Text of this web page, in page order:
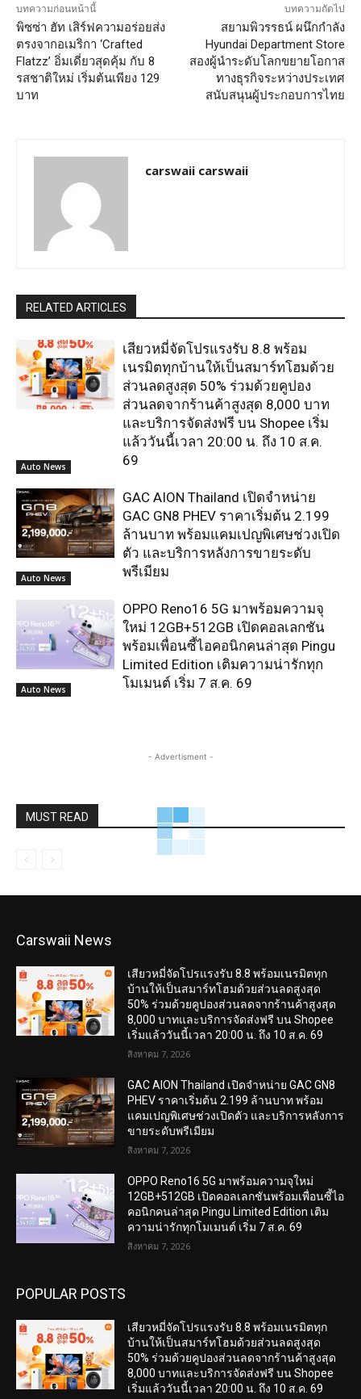
บทความก่อนหน้านี้
พิซซ่า ฮัท เสิร์ฟความอร่อยส่ง
ตรงจากอเมริกา ‘Crafted
Flatzz’ อิ่มเดี่ยวสุดคุ้ม กับ 8
รสชาติใหม่ เริ่มต้นเพียง 129
บาท
บทความถัดไป
สยามพิวรรธน์ ผนึกกำลัง
Hyundai Department Store
สองผู้นำระดับโลกขยายโอกาส
ทางธุรกิจระหว่างประเทศ
สนับสนุนผู้ประกอบการไทย
carswaii carswaii
RELATED ARTICLES
Auto News
เสียวหมี่จัดโปรแรงรับ 8.8 พร้อม
เนรมิตทุกบ้านให้เป็นสมาร์ทโฮมด้วย
ส่วนลดสูงสุด 50% ร่วมด้วยคูปอง
ส่วนลดจากร้านค้าสูงสุด 8,000 บาท
และบริการจัดส่งฟรี บน Shopee เริ่ม
แล้ววันนี้เวลา 20:00 น. ถึง 10 ส.ค.
69
Auto News
GAC AION Thailand เปิดจำหน่าย
GAC GN8 PHEV ราคาเริ่มต้น 2.199
ล้านบาท พร้อมแคมเปญพิเศษช่วงเปิด
ตัว และบริการหลังการขายระดับ
พรีเมียม
Auto News
OPPO Reno16 5G มาพร้อมความจุ
ใหม่ 12GB+512GB เปิดคอลเลกชัน
พร้อมเพื่อนซี้ไอคอนิกคนล่าสุด Pingu
Limited Edition เติมความน่ารักทุก
โมเมนต์ เริ่ม 7 ส.ค. 69
- Advertisment -
MUST READ
Carswaii News
เสียวหมี่จัดโปรแรงรับ 8.8 พร้อมเนรมิตทุก
บ้านให้เป็นสมาร์ทโฮมด้วยส่วนลดสูงสุด
50% ร่วมด้วยคูปองส่วนลดจากร้านค้าสูงสุด
8,000 บาทและบริการจัดส่งฟรี บน Shopee
เริ่มแล้ววันนี้เวลา 20:00 น. ถึง 10 ส.ค. 69
สิงหาคม 7, 2026
GAC AION Thailand เปิดจำหน่าย GAC GN8
PHEV ราคาเริ่มต้น 2.199 ล้านบาท พร้อม
แคมเปญพิเศษช่วงเปิดตัว และบริการหลังการ
ขายระดับพรีเมียม
สิงหาคม 7, 2026
OPPO Reno16 5G มาพร้อมความจุใหม่
12GB+512GB เปิดคอลเลกชันพร้อมเพื่อนซี้ไอ
คอนิกคนล่าสุด Pingu Limited Edition เติม
ความน่ารักทุกโมเมนต์ เริ่ม 7 ส.ค. 69
สิงหาคม 7, 2026
POPULAR POSTS
เสียวหมี่จัดโปรแรงรับ 8.8 พร้อมเนรมิตทุก
บ้านให้เป็นสมาร์ทโฮมด้วยส่วนลดสูงสุด
50% ร่วมด้วยคูปองส่วนลดจากร้านค้าสูงสุด
8,000 บาทและบริการจัดส่งฟรี บน Shopee
เริ่มแล้ววันนี้เวลา 20:00 น. ถึง 10 ส.ค. 69